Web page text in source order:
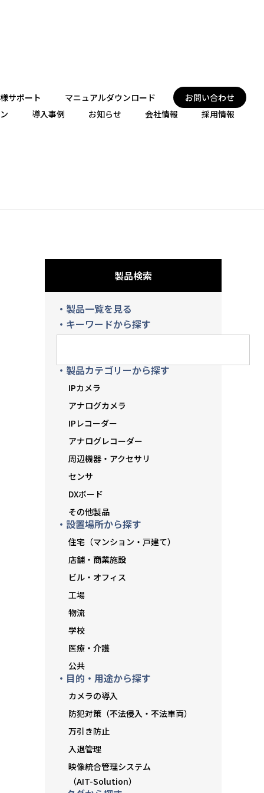
サポート マニュアルダウンロード
お問い合わせ
導入事例 お知らせ 会社情報 採用情報
製品検索
・製品一覧を見る
・キーワードから探す
・製品カテゴリーから探す
IPカメラ
アナログカメラ
IPレコーダー
アナログレコーダー
周辺機器・アクセサリ
センサ
DXボード
その他製品
・設置場所から探す
住宅（マンション・戸建て）
店舗・商業施設
ビル・オフィス
工場
物流
学校
医療・介護
公共
・目的・用途から探す
カメラの導入
防犯対策（不法侵入・不法車両）
万引き防止
入退管理
映像統合管理システム
（AIT-Solution）